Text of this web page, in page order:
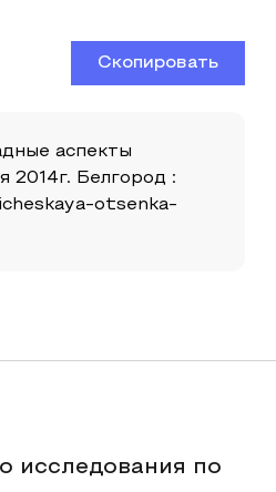
Скопировать
аспекты
2014г. Белгород :
otsenka-
исследования по